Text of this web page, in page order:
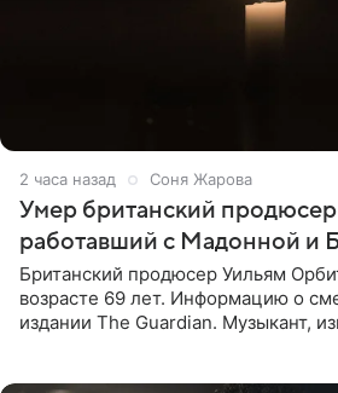
2 часа назад Соня Жарова
Умер британский
работавший с Мадонной и
Британский продюсер Уильям
возрасте 69 лет. Информацию о
издании The Guardian. Музыкант,